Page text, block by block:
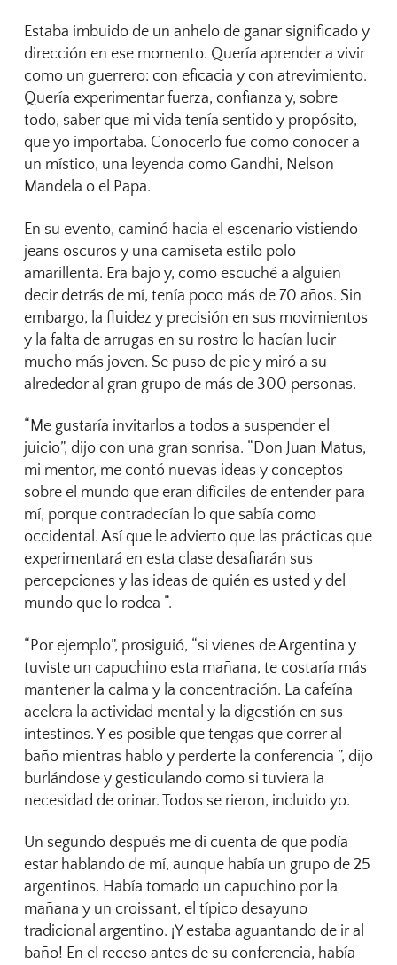
Estaba imbuido de un anhelo de ganar significado y
dirección en ese momento. Quería aprender a vivir
como un guerrero: con eficacia y con atrevimiento.
Quería experimentar fuerza, confianza y, sobre
todo, saber que mi vida tenía sentido y propósito,
que yo importaba. Conocerlo fue como conocer a
un místico, una leyenda como Gandhi, Nelson
Mandela o el Papa.
En su evento, caminó hacia el escenario vistiendo
jeans oscuros y una camiseta estilo polo
amarillenta. Era bajo y, como escuché a alguien
decir detrás de mí, tenía poco más de 70 años. Sin
embargo, la fluidez y precisión en sus movimientos
y la falta de arrugas en su rostro lo hacían lucir
mucho más joven. Se puso de pie y miró a su
alrededor al gran grupo de más de 300 personas.
“Me gustaría invitarlos a todos a suspender el
juicio”, dijo con una gran sonrisa. “Don Juan Matus,
mi mentor, me contó nuevas ideas y conceptos
sobre el mundo que eran difíciles de entender para
mí, porque contradecían lo que sabía como
occidental. Así que le advierto que las prácticas que
experimentará en esta clase desafiarán sus
percepciones y las ideas de quién es usted y del
mundo que lo rodea “.
“Por ejemplo”, prosiguió, “si vienes de Argentina y
tuviste un capuchino esta mañana, te costaría más
mantener la calma y la concentración. La cafeína
acelera la actividad mental y la digestión en sus
intestinos. Y es posible que tengas que correr al
baño mientras hablo y perderte la conferencia ”, dijo
burlándose y gesticulando como si tuviera la
necesidad de orinar. Todos se rieron, incluido yo.
Un segundo después me di cuenta de que podía
estar hablando de mí, aunque había un grupo de 25
argentinos. Había tomado un capuchino por la
mañana y un croissant, el típico desayuno
tradicional argentino. ¡Y estaba aguantando de ir al
baño! En el receso antes de su conferencia, había